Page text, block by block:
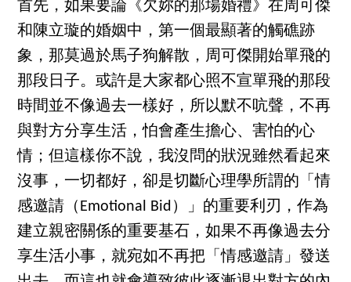
首先，如果要論《欠妳的那場婚禮》在周可傑
和陳立璇的婚姻中，第一個最顯著的觸礁跡
象，那莫過於馬子狗解散，周可傑開始單飛的
那段日子。或許是大家都心照不宣單飛的那段
時間並不像過去一樣好，所以默不吭聲，不再
與對方分享生活，怕會產生擔心、害怕的心
情；但這樣你不說，我沒問的狀況雖然看起來
沒事，一切都好，卻是切斷心理學所謂的「情
感邀請（Emotional Bid）」的重要利刃，作為
建立親密關係的重要基石，如果不再像過去分
享生活小事，就宛如不再把「情感邀請」發送